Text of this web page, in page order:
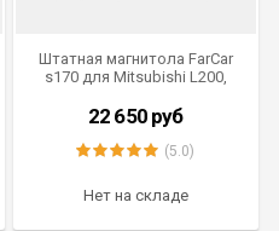
Штатная магнитола FarCar
s170 для Mitsubishi L200,
(L094)
22 650 руб
(5.0)
Нет на складе